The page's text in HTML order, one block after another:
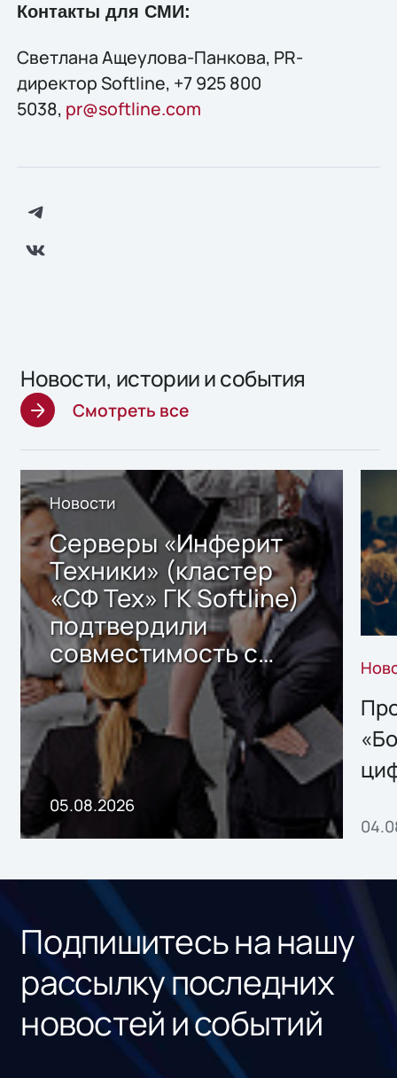
Контакты для СМИ:
Светлана Ащеулова-Панкова, PR-
директор Softline, +7 925 800
5038, pr@softline.com
Новости, истории и события
Смотреть все
Новости
Серверы «Инферит
Техники» (кластер
«СФ Тех» ГК Softline)
подтвердили
совместимость с
решением Sharx
Storage 2.x для
хранения данных
05.08.2026
Подпишитесь на нашу
рассылку последних
новостей и событий